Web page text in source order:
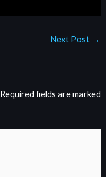
Next Post →
Required fields are marked